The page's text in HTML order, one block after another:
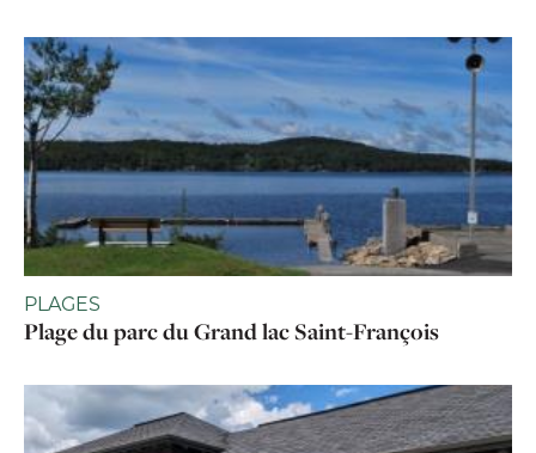
PLAGES
Plage du parc du Grand lac Saint-François